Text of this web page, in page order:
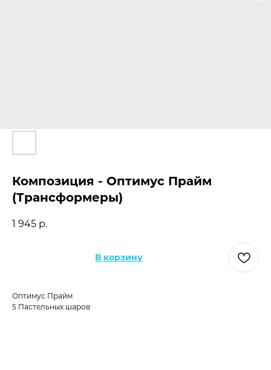
Композиция - Оптимус Прайм
(Трансформеры)
1 945 р.
В корзину
Оптимус Прайм
5 Пастельных шаров